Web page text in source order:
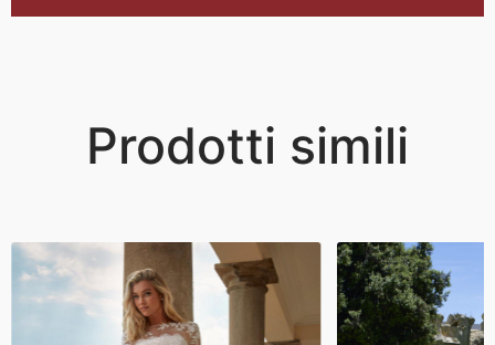
Prodotti simili